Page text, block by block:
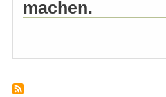
machen.